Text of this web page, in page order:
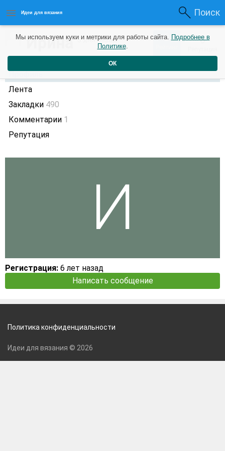
Идеи для вязания Поиск
Ирина3 дня назад 0 0
Профиль
Лента
Закладки 490
Комментарии 1
Репутация
Регистрация: 6 лет назад
Написать сообщение
Мы используем куки и метрики для работы сайта. Подробнее в
Политике.
ОК
Политика конфиденциальности
Идеи для вязания © 2026